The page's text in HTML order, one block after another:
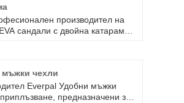
производител на
сандали с двойна катарама с
Нашият професионален
екип, стая за вземане на
оборудване и
чехли
Everpal Удобни мъжки
предназначени за